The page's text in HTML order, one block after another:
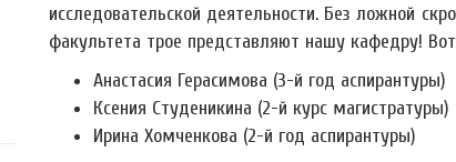
исследовательской деятельности. Без ложной
факультета трое представляют нашу кафедру!
Анастасия Герасимова (3-й год аспирантуры)
Ксения Студеникина (2-й курс магистратуры)
Ирина Хомченкова (2-й год аспирантуры)